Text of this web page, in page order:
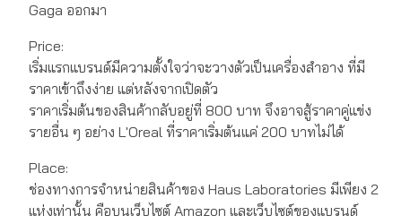
Gaga ออกมา
Price:
เริ่มแรกแบรนด์มีความตั้งใจว่าจะวางตัวเป็นเครื่องสำอาง ที่มี
ราคาเข้าถึงง่าย แต่หลังจากเปิดตัว
ราคาเริ่มต้นของสินค้ากลับอยู่ที่ 800 บาท จึงอาจสู้ราคาคู่แข่ง
รายอื่น ๆ อย่าง L'Oreal ที่ราคาเริ่มต้นแค่ 200 บาทไม่ได้
Place:
ช่องทางการจำหน่ายสินค้าของ Haus Laboratories มีเพียง 2
แห่งเท่านั้น คือบนเว็บไซต์ Amazon และเว็บไซต์ของแบรนด์